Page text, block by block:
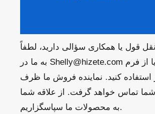
قول یا همکاری سؤالی دارید، لطفاً
به ما در Shelly@hizete.com ایمیل بزنید یا از فرم
کنید. نماینده فروش ما ظرف
شما تماس خواهد گرفت. از علاقه شما
به محصولات ما سپاسگزاریم.